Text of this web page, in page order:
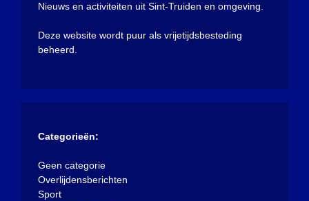
Nieuws en activiteiten uit Sint-Truiden en omgeving.
Deze website wordt puur als vrijetijdsbesteding
beheerd.
Categorieën:
Geen categorie
Overlijdensberichten
Sport